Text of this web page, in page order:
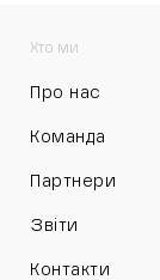
Хто ми
Про нас
Команда
Партнери
Звіти
Контакти